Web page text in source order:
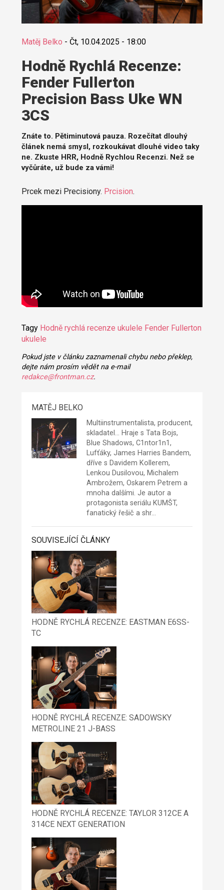
Matěj Belko - Čt, 10.04.2025 - 18:00
Hodně Rychlá Recenze:
Fender Fullerton
Precision Bass Uke WN
3CS
Znáte to. Pětiminutová pauza. Rozečítat dlouhý
článek nemá smysl, rozkoukávat dlouhé video taky
ne. Zkuste HRR, Hodně Rychlou Recenzi. Než se
vyčůráte, už bude za vámi!
Prcek mezi Precisiony. Prcision.
Tagy Hodně rychlá recenze ukulele Fender Fullerton
ukulele
Pokud jste v článku zaznamenali chybu nebo překlep,
dejte nám prosím vědět na e-mail
redakce@frontman.cz.
MATĚJ BELKO
Multiinstrumentalista, producent,
skladatel... Hraje s Tata Bojs,
Blue Shadows, C1ntor1n1,
Lufťáky, James Harries Bandem,
dříve s Davidem Kollerem,
Lenkou Dusilovou, Michalem
Ambrožem, Oskarem Petrem a
mnoha dalšími. Je autor a
protagonista seriálu KUMŠT,
fanatický řešič a shr…
SOUVISEJÍCÍ ČLÁNKY
HODNĚ RYCHLÁ RECENZE: EASTMAN E6SS-
TC
HODNĚ RYCHLÁ RECENZE: SADOWSKY
METROLINE 21 J-BASS
HODNĚ RYCHLÁ RECENZE: TAYLOR 312CE A
314CE NEXT GENERATION